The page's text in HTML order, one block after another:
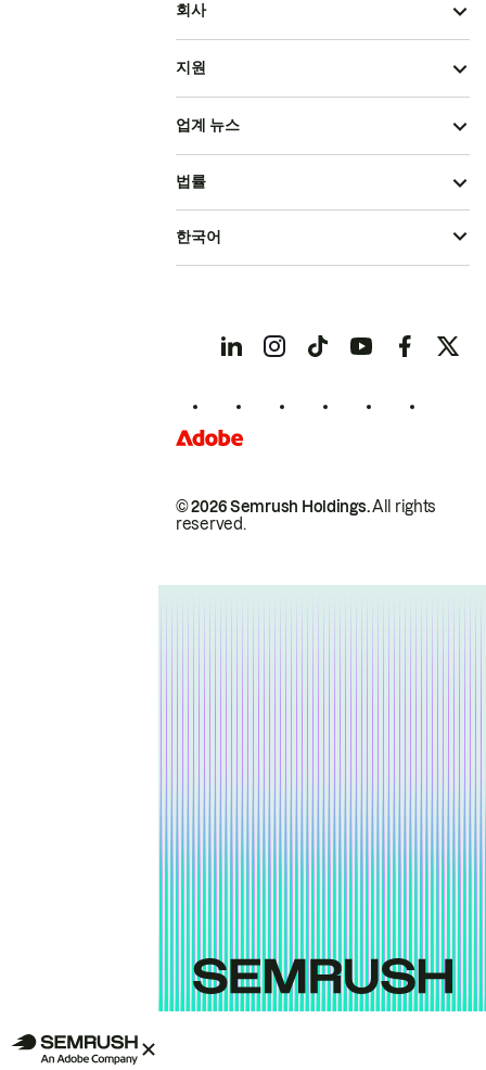
회사
지원
업계 뉴스
© 2026 Semrush Holdings.All rights
reserved.
법률
한국어